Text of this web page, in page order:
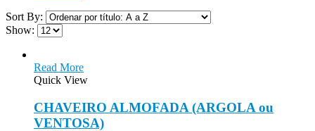
Sort By:
Show:
Read More
Quick View
CHAVEIRO ALMOFADA (ARGOLA ou
VENTOSA)